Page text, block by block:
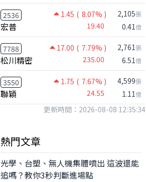
2536 1.45 ( 8.07% )
宏普 19.40
2,105張
0.41億
7788 17.00 ( 7.79% )
松川精密 235.00
2,761張
6.51億
3550 1.75 ( 7.67% )
聯穎 24.55
4,599張
1.11億
更新時間：2026-08-08 12:35:34
熱門文章
光學、台塑、無人機集體噴出 這波還能
追嗎？教你3秒判斷進場點